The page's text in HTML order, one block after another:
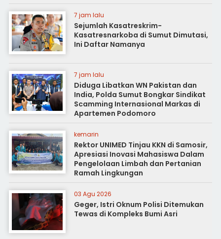
7 jam lalu
Sejumlah Kasatreskrim-
Kasatresnarkoba di Sumut Dimutasi,
Ini Daftar Namanya
7 jam lalu
Diduga Libatkan WN Pakistan dan
India, Polda Sumut Bongkar Sindikat
Scamming Internasional Markas di
Apartemen Podomoro
kemarin
Rektor UNIMED Tinjau KKN di Samosir,
Apresiasi Inovasi Mahasiswa Dalam
Pengelolaan Limbah dan Pertanian
Ramah Lingkungan
03 Agu 2026
Geger, Istri Oknum Polisi Ditemukan
Tewas di Kompleks Bumi Asri